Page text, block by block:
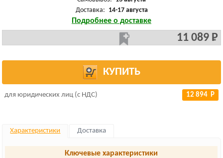
Доставка: 14-17 августа
Подробнее о доставке
11 089 Р
КУПИТЬ
для юридических лиц (с НДС) 12 894 Р
Характеристики Доставка
Ключевые характеристики